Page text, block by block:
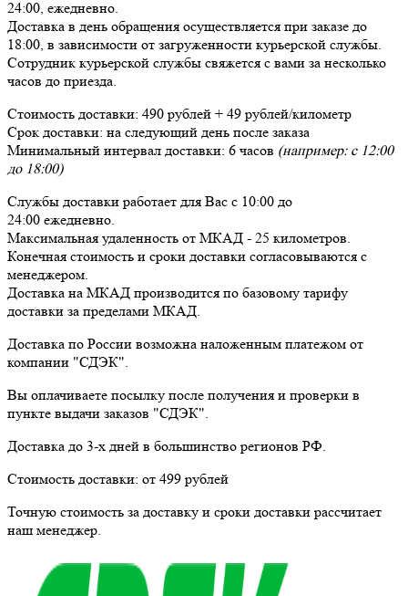
24:00, ежедневно
Доставка в день обращения осуществляется при заказе до
18:00, в зависимости от загруженности курьерской службы.
Сотрудник курьерской службы свяжется с вами за несколько
часов до приезда.
Стоимость доставки: 490 рублей + 49 рублей/километр
Срок доставки: на следующий день после заказа
Минимальный интервал доставки: 6 часов (например: с 12:00
до 18:00)
Службы доставки работает для Вас с 10:00 до
24:00 ежедневно
Максимальная удаленность от МКАД - 25 километров
Конечная стоимость и сроки доставки согласовываются с
менеджером.
Доставка на МКАД производится по базовому тарифу
доставки за пределами МКАД.
Доставка по России возможна наложенным платежом от
компании "СДЭК".
Вы оплачиваете посылку после получения и проверки в
пункте выдачи заказов "СДЭК".
Доставка до 3-х дней в большинство регионов РФ.
Стоимость доставки: от 499 рублей
Точную стоимость за доставку и сроки доставки рассчитает
наш менеджер.